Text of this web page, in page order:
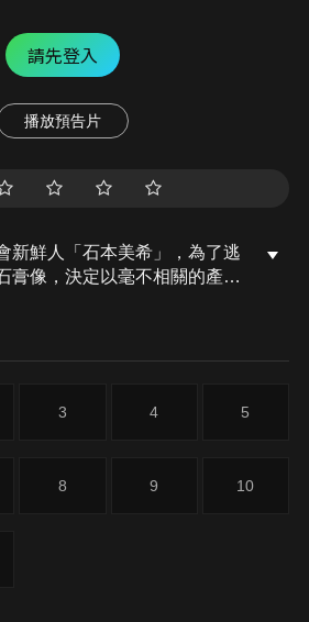
請先登入
播放預告片
新鮮人「石本美希」，為了逃
膏像，決定以毫不相關的產業
正當美希慶幸自己剛到職就
「聖喬治」四人所組成的潮男
他們一如團名所示，正好就是
3 4 5
8 9 10